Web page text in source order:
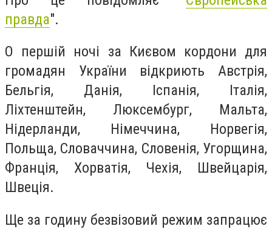
правда".
О першій ночі за Києвом кордони для
громадян України відкриють Австрія,
Бельгія, Данія, Іспанія, Італія,
Ліхтенштейн, Люксембург, Мальта,
Нідерланди, Німеччина, Норвегія,
Польща, Словаччина, Словенія, Угорщина,
Франція, Хорватія, Чехія, Швейцарія,
Швеція.
Ще за годину безвізовий режим запрацює